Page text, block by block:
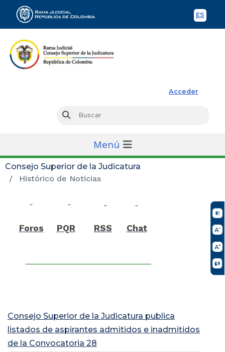
ES
Acceder
Buscar
Menú
Consejo Superior de la Judicatura
Histórico de Noticias
Foros PQR RSS Chat
Consejo Superior de la Judicatura publica
listados de aspirantes admitidos e inadmitidos
de la Convocatoria 28